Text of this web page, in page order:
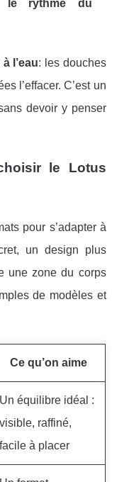
le rythme du
l’eau: les douches
l’effacer. C’est un
devoir y penser
le Lotus
pour s’adapter à
un design plus
une zone du corps
de modèles et
Ce qu’on aime
Un équilibre idéal :
visible, raffiné,
facile à placer